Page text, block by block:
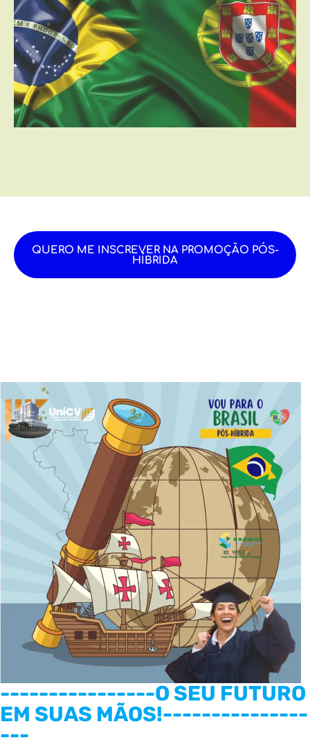
QUERO ME INSCREVER NA PROMOÇÃO PÓS-
HÍBRIDA
----------------O SEU FUTURO
EM SUAS MÃOS!---------------
---